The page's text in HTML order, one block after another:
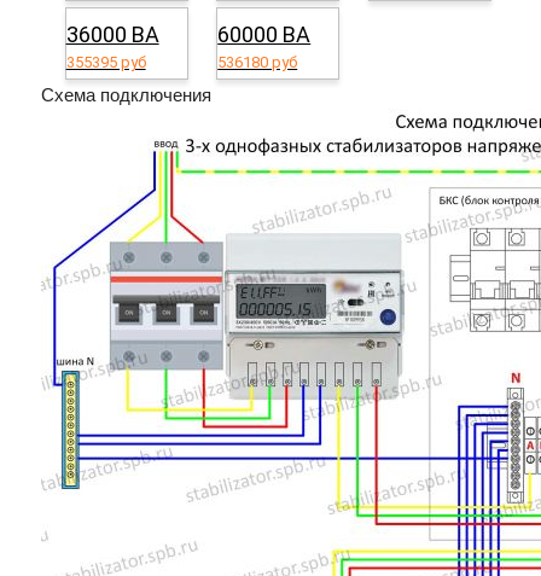
36000 ВА
355395 руб
60000 ВА
536180 руб
Схема подключения